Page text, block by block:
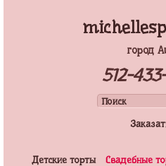
город
512-
Детские торты Свадебные